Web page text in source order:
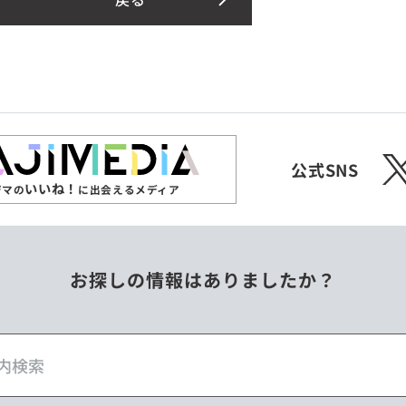
のいいね！ に出会えるメディア
公式SNS X
お探しの情報はありましたか？